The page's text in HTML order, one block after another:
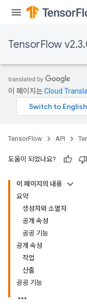
TensorFlow
이 페이지는Cloud
TensorFlow API
도움이 되었나요?
이 페이지의 내용
요약
생성자와 소멸자
공개 속성
공공 기능
공개 속성
작업
산출
공공 기능